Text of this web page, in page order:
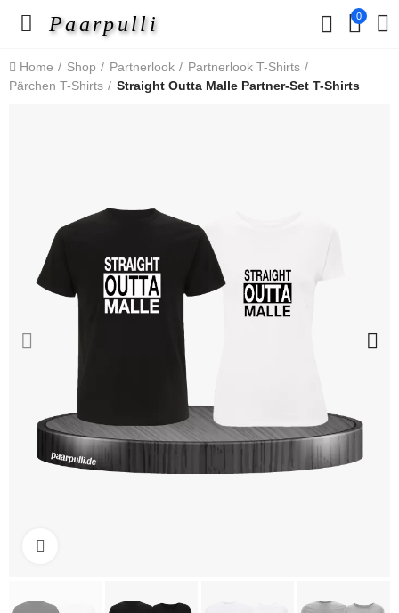
Paarpulli 0
Home Shop Partnerlook
Partnerlook T-Shirts
Pärchen T-Shirts
Straight Outta Malle Partner-Set T-Shirts